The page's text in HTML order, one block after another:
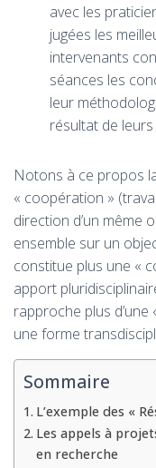
avec les
jugées les
intervenants
séances les
leur
résultat de
Notons à ce propos
« coopération »
direction d’un même
ensemble sur un
constitue plus une «
apport
rapproche plus
une forme
Sommaire
L’exemple des «
Les appels à
en recherche